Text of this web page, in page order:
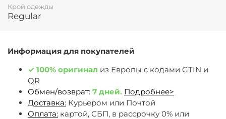
Информация для покупателей
✓ 100% оригинал из Европы c кодами GTIN и
QR
Обмен/возврат: 7 дней. Подробнее>
Доставка: Курьером или Почтой
Оплата: картой, СБП, в рассрочку 0% или
Крой одежды
Regular